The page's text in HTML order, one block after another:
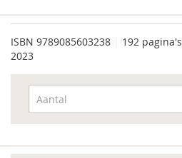
ISBN 9789085603238 192 pagina's
2023